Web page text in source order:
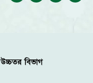
উচ্চতর বিভাগ